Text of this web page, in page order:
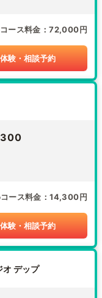
ース料金 72,000円
体験・相談予約
ース料金 14,300円
体験・相談予約
オ デップ